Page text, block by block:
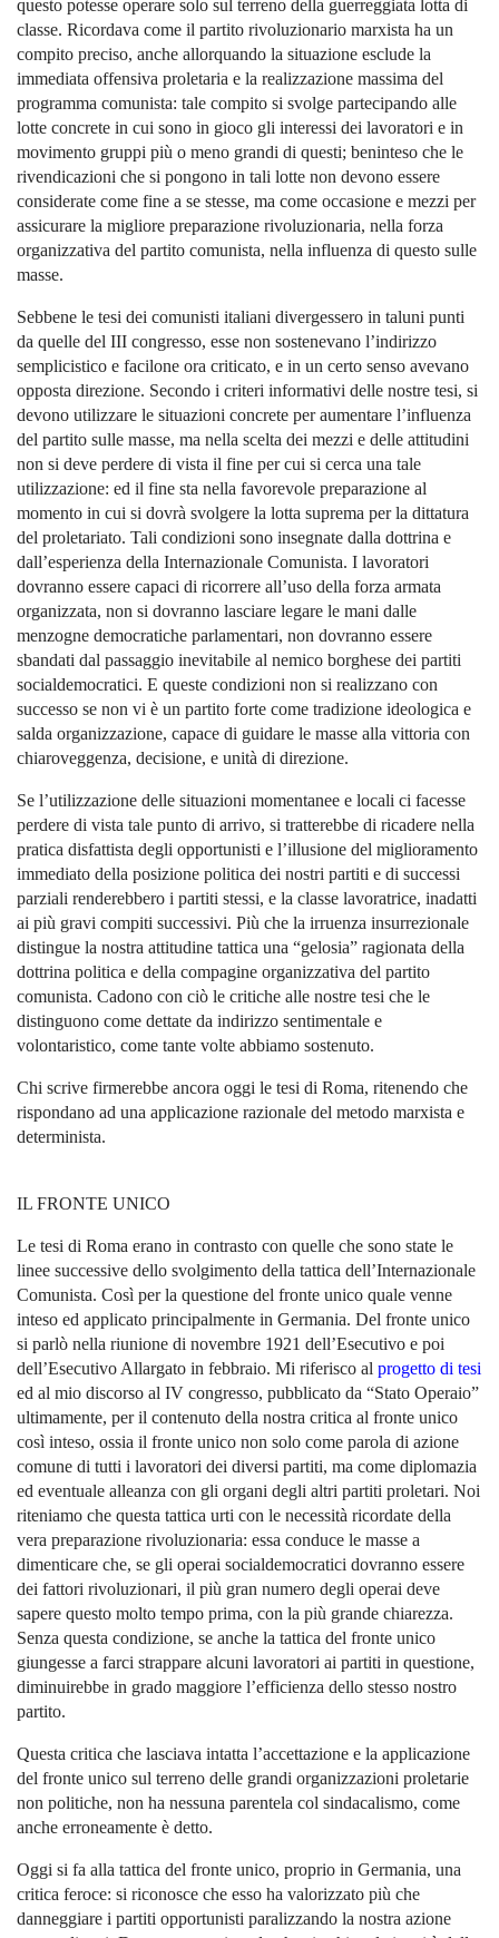
questo potesse operare solo sul terreno della guerreggiata lotta di
classe. Ricordava come il partito rivoluzionario marxista ha un
compito preciso, anche allorquando la situazione esclude la
immediata offensiva proletaria e la realizzazione massima del
programma comunista: tale compito si svolge partecipando alle
lotte concrete in cui sono in gioco gli interessi dei lavoratori e in
movimento gruppi più o meno grandi di questi; beninteso che le
rivendicazioni che si pongono in tali lotte non devono essere
considerate come fine a se stesse, ma come occasione e mezzi per
assicurare la migliore preparazione rivoluzionaria, nella forza
organizzativa del partito comunista, nella influenza di questo sulle
masse.
Sebbene le tesi dei comunisti italiani divergessero in taluni punti
da quelle del III congresso, esse non sostenevano l’indirizzo
semplicistico e facilone ora criticato, e in un certo senso avevano
opposta direzione. Secondo i criteri informativi delle nostre tesi, si
devono utilizzare le situazioni concrete per aumentare l’influenza
del partito sulle masse, ma nella scelta dei mezzi e delle attitudini
non si deve perdere di vista il fine per cui si cerca una tale
utilizzazione: ed il fine sta nella favorevole preparazione al
momento in cui si dovrà svolgere la lotta suprema per la dittatura
del proletariato. Tali condizioni sono insegnate dalla dottrina e
dall’esperienza della Internazionale Comunista. I lavoratori
dovranno essere capaci di ricorrere all’uso della forza armata
organizzata, non si dovranno lasciare legare le mani dalle
menzogne democratiche parlamentari, non dovranno essere
sbandati dal passaggio inevitabile al nemico borghese dei partiti
socialdemocratici. E queste condizioni non si realizzano con
successo se non vi è un partito forte come tradizione ideologica e
salda organizzazione, capace di guidare le masse alla vittoria con
chiaroveggenza, decisione, e unità di direzione.
Se l’utilizzazione delle situazioni momentanee e locali ci facesse
perdere di vista tale punto di arrivo, si tratterebbe di ricadere nella
pratica disfattista degli opportunisti e l’illusione del miglioramento
immediato della posizione politica dei nostri partiti e di successi
parziali renderebbero i partiti stessi, e la classe lavoratrice, inadatti
ai più gravi compiti successivi. Più che la irruenza insurrezionale
distingue la nostra attitudine tattica una “gelosia” ragionata della
dottrina politica e della compagine organizzativa del partito
comunista. Cadono con ciò le critiche alle nostre tesi che le
distinguono come dettate da indirizzo sentimentale e
volontaristico, come tante volte abbiamo sostenuto.
Chi scrive firmerebbe ancora oggi le tesi di Roma, ritenendo che
rispondano ad una applicazione razionale del metodo marxista e
determinista.
IL FRONTE UNICO
Le tesi di Roma erano in contrasto con quelle che sono state le
linee successive dello svolgimento della tattica dell’Internazionale
Comunista. Così per la questione del fronte unico quale venne
inteso ed applicato principalmente in Germania. Del fronte unico
si parlò nella riunione di novembre 1921 dell’Esecutivo e poi
dell’Esecutivo Allargato in febbraio. Mi riferisco al progetto di tesi
ed al mio discorso al IV congresso, pubblicato da “Stato Operaio”
ultimamente, per il contenuto della nostra critica al fronte unico
così inteso, ossia il fronte unico non solo come parola di azione
comune di tutti i lavoratori dei diversi partiti, ma come diplomazia
ed eventuale alleanza con gli organi degli altri partiti proletari. Noi
riteniamo che questa tattica urti con le necessità ricordate della
vera preparazione rivoluzionaria: essa conduce le masse a
dimenticare che, se gli operai socialdemocratici dovranno essere
dei fattori rivoluzionari, il più gran numero degli operai deve
sapere questo molto tempo prima, con la più grande chiarezza.
Senza questa condizione, se anche la tattica del fronte unico
giungesse a farci strappare alcuni lavoratori ai partiti in questione,
diminuirebbe in grado maggiore l’efficienza dello stesso nostro
partito.
Questa critica che lasciava intatta l’accettazione e la applicazione
del fronte unico sul terreno delle grandi organizzazioni proletarie
non politiche, non ha nessuna parentela col sindacalismo, come
anche erroneamente è detto.
Oggi si fa alla tattica del fronte unico, proprio in Germania, una
critica feroce: si riconosce che esso ha valorizzato più che
danneggiare i partiti opportunisti paralizzando la nostra azione